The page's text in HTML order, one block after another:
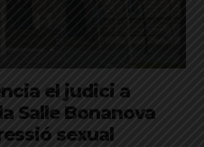
el judici a
Salle Bonanova
sexual